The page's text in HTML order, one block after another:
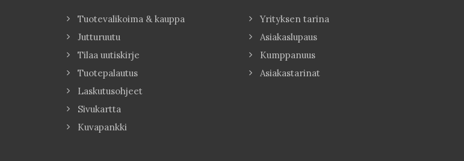
Tuotevalikoima & kauppa
Jutturuutu
Tilaa uutiskirje
Tuotepalautus
Laskutusohjeet
Sivukartta
Kuvapankki
Yrityksen tarina
Asiakaslupaus
Kumppanuus
Asiakastarinat